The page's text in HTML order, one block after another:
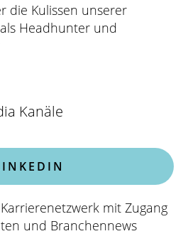
die Kulissen unserer
Headhunter und
Kanäle
mit Zugang
und Branchennews